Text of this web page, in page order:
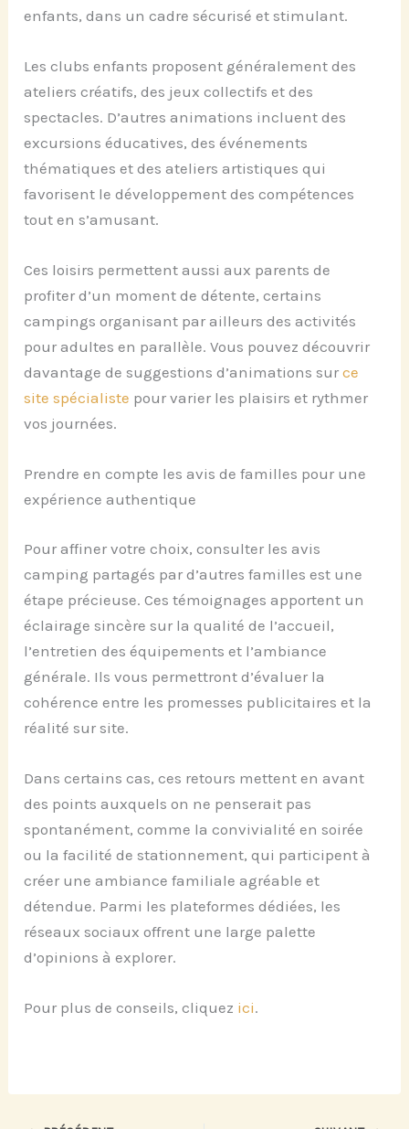
enfants, dans un cadre sécurisé et stimulant.
Les clubs enfants proposent généralement des
ateliers créatifs, des jeux collectifs et des
spectacles. D’autres animations incluent des
excursions éducatives, des événements
thématiques et des ateliers artistiques qui
favorisent le développement des compétences
tout en s’amusant.
Ces loisirs permettent aussi aux parents de
profiter d’un moment de détente, certains
campings organisant par ailleurs des activités
pour adultes en parallèle. Vous pouvez découvrir
davantage de suggestions d’animations surce
site spécialiste pour varier les plaisirs et rythmer
vos journées.
Prendre en compte les avis de familles pour une
expérience authentique
Pour affiner votre choix, consulter les avis
camping partagés par d’autres familles est une
étape précieuse. Ces témoignages apportent un
éclairage sincère sur la qualité de l’accueil,
l’entretien des équipements et l’ambiance
générale. Ils vous permettront d’évaluer la
cohérence entre les promesses publicitaires et la
réalité sur site.
Dans certains cas, ces retours mettent en avant
des points auxquels on ne penserait pas
spontanément, comme la convivialité en soirée
ou la facilité de stationnement, qui participent à
créer une ambiance familiale agréable et
détendue. Parmi les plateformes dédiées, les
réseaux sociaux offrent une large palette
d’opinions à explorer.
Pour plus de conseils, cliquez ici.